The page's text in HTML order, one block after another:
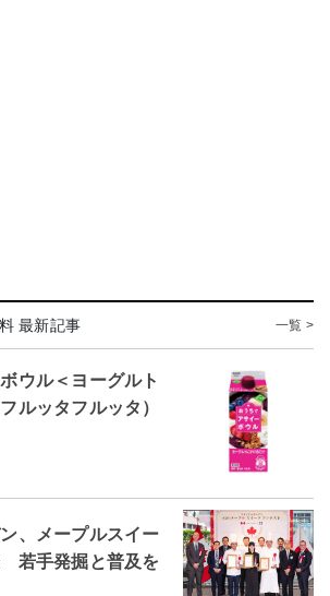
最新記事 一覧 >
ウル＜ヨーグルト
ルッタフルッタ）
、メープルスイー
若手発掘と普及を